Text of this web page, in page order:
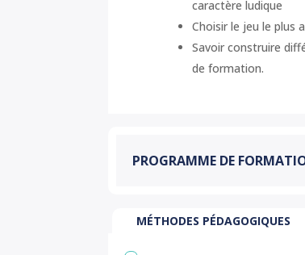
caractère ludique
Choisir le jeu le plus
Savoir construire
de formation.
PROGRAMME DE
MÉTHODES PÉDAGOGIQUES